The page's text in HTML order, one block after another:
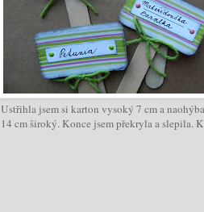
Ustřihla jsem si karton vysoký 7 cm a
14 cm široký. Konce jsem překryla a slepila.